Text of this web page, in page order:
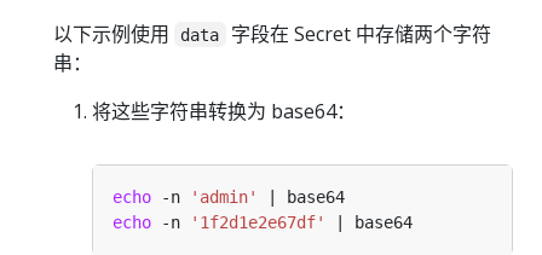
以下示例使用
data
字段在 Secret 中存储两个字符
串：
将这些字符串转换为 base64：
echo -n 'admin'
echo -n '1f2d1e2e67df'